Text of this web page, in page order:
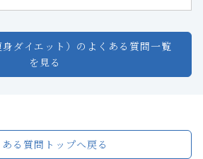
ダイエット）のよくある質問一覧
を見る
ある質問トップへ戻る